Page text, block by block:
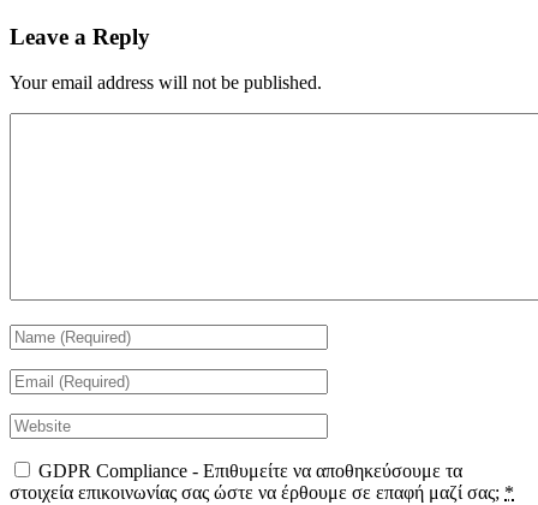
Leave a Reply
Your email address will not be published.
GDPR Compliance - Επιθυμείτε να αποθηκεύσουμε τα
στοιχεία επικοινωνίας σας ώστε να έρθουμε σε επαφή μαζί σας; *